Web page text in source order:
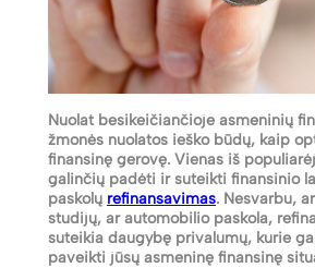
Nuolat besikeičiančioje asmeninių
žmonės nuolatos ieško būdų, kaip
finansinę gerovę. Vienas iš
galinčių padėti ir suteikti finansinio
paskolų refinansavimas. Nesvarbu,
studijų, ar automobilio paskola,
suteikia daugybę privalumų, kurie
paveikti jūsų asmeninę finansinę